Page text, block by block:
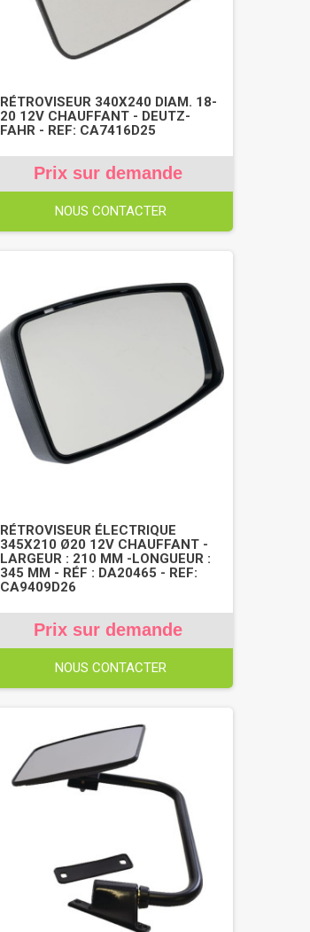
RÉTROVISEUR 340X240 DIAM. 18-
20 12V CHAUFFANT - DEUTZ-
FAHR - REF: CA7416D25
Prix sur demande
NOUS CONTACTER
RÉTROVISEUR ÉLECTRIQUE
345X210 Ø20 12V CHAUFFANT -
LARGEUR : 210 MM -LONGUEUR :
345 MM - RÉF : DA20465 - REF:
CA9409D26
Prix sur demande
NOUS CONTACTER